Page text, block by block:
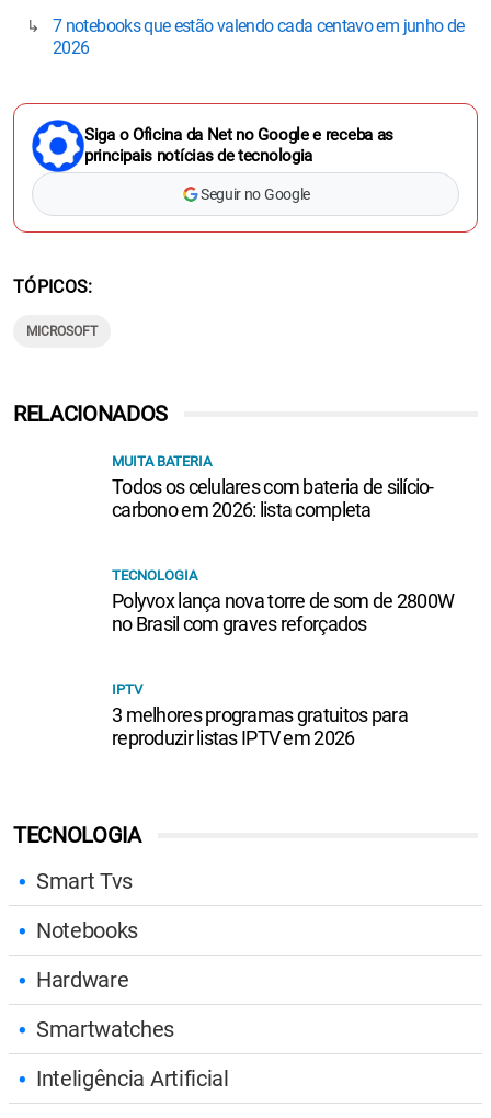
7 notebooks que estão valendo cada centavo em junho de
2026
Siga o Oficina da Net no Google e receba as
principais notícias de tecnologia
Seguir no Google
TÓPICOS
MICROSOFT
TECNOLOGIA
Smart Tvs
Notebooks
Hardware
Smartwatches
Inteligência Artificial
RELACIONADOS
MUITA BATERIA
Todos os celulares com bateria de silício-
carbono em 2026: lista completa
TECNOLOGIA
Polyvox lança nova torre de som de 2800W
no Brasil com graves reforçados
IPTV
3 melhores programas gratuitos para
reproduzir listas IPTV em 2026